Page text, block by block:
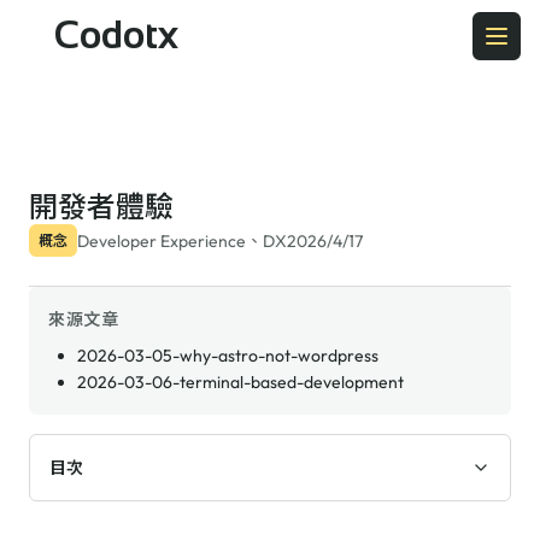
Codotx
開發者體驗
概念 Developer Experience、DX2026/4/17
來源文章
2026-03-05-why-astro-not-wordpress
2026-03-06-terminal-based-development
目次